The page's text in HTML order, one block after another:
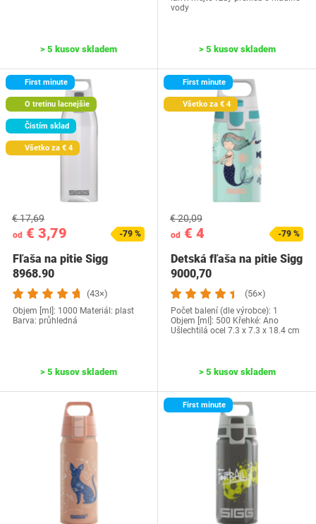
> 5 kusov skladem
vody
> 5 kusov skladem
First minute
O tretinu lacnejšie
Čistím sklad
Všetko za € 4
od € 3,79
€ 17,69
-79 %
Fľaša na pitie Sigg
‎8968.90
(43×)
Objem [ml]: 1000 Materiál: plast
Barva: průhledná
> 5 kusov skladem
First minute
Všetko za € 4
od € 4
€ 20,09
-79 %
Detská fľaša na pitie Sigg
‎9000,70
(56×)
Počet balení (dle výrobce): 1
Objem [ml]: 500 Křehké: Ano
Ušlechtilá ocel ‎7.3 x 7.3 x 18.4 cm
> 5 kusov skladem
First minute